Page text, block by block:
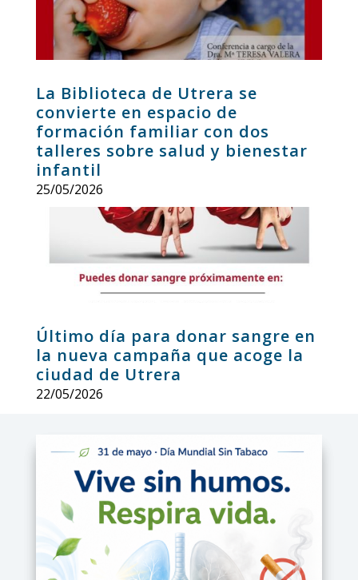
La Biblioteca de Utrera se
convierte en espacio de
formación familiar con dos
talleres sobre salud y bienestar
infantil
25/05/2026
Último día para donar sangre en
la nueva campaña que acoge la
ciudad de Utrera
22/05/2026